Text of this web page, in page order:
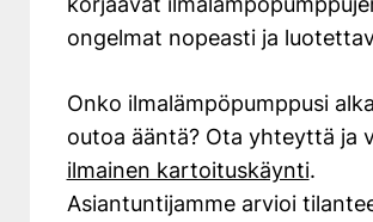
ongelmat nopeasti ja
Onko ilmalämpöpumppusi
outoa ääntä? Ota yhteyttä ja
ilmainen kartoituskäynti.
Asiantuntijamme arvioi